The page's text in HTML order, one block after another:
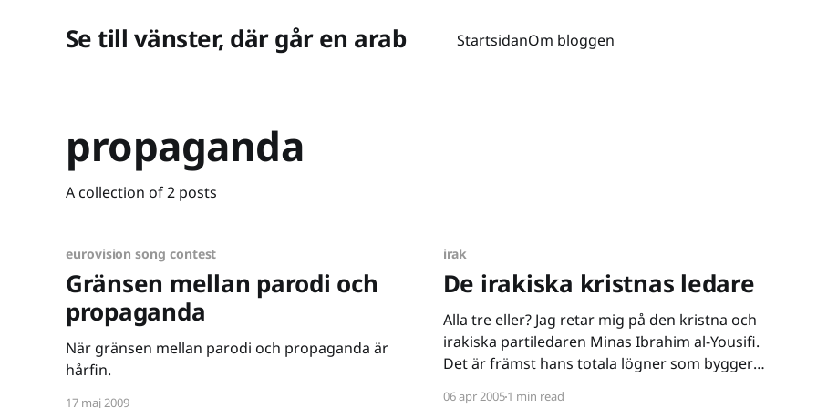
Se till vänster, där går en arab StartsidanOm bloggen
propaganda
A collection of 2 posts
eurovision song contest
Gränsen mellan parodi och
propaganda
När gränsen mellan parodi och propaganda är
hårfin.
17 maj 2009
irak
De irakiska kristnas ledare
Alla tre eller? Jag retar mig på den kristna och
irakiska partiledaren Minas Ibrahim al-Yousifi.
Det är främst hans totala lögner som bygger
06 apr 20051 min read